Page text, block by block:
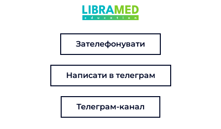
Зателефонувати
Написати в телеграм
Телеграм-канал